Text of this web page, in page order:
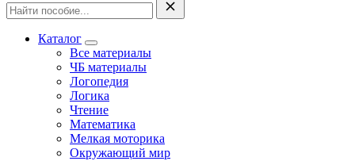
Каталог
Все материалы
ЧБ материалы
Логопедия
Логика
Чтение
Математика
Мелкая моторика
Окружающий мир